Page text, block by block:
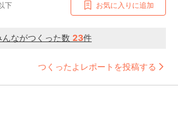
下 お気に入りに追加
んながつくった数 23件
つくったよレポートを投稿する